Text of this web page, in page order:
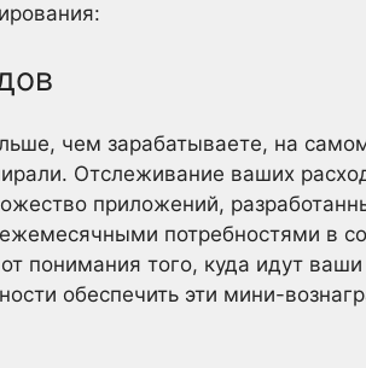
чем зарабатываете, на
Отслеживание ваших
приложений,
потребностями в
понимания того, куда идут ваши
обеспечить эти мини-